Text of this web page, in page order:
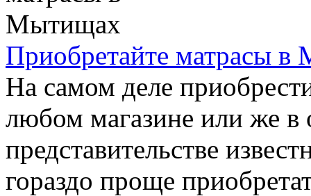
Приобретайте матрасы
На самом деле
любом магазине или же в
представительстве
гораздо проще